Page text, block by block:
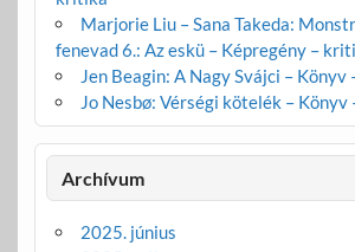
Marjorie Liu – Sana Takeda:
fenevad 6.: Az eskü – Képregény –
Jen Beagin: A Nagy Svájci –
Jo Nesbø: Vérségi kötelék –
Archívum
2025. június